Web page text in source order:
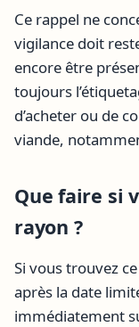
Ce rappel ne
vigilance doit
encore être
toujours
d’acheter ou de
viande,
Que faire si
rayon ?
Si vous trouvez
après la date
immédiatement